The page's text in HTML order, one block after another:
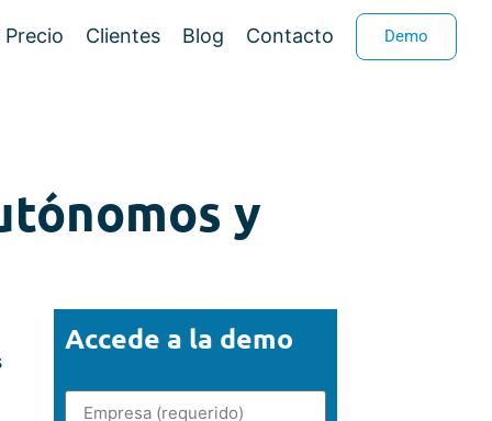
Precio Clientes Blog Contacto Demo
y
Accede a la demo